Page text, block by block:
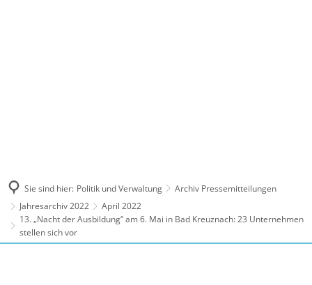
Sie sind hier: Politik und Verwaltung
Archiv Pressemitteilungen
Jahresarchiv 2022
April 2022
13. „Nacht der Ausbildung“ am 6. Mai in Bad Kreuznach: 23 Unternehmen
stellen sich vor